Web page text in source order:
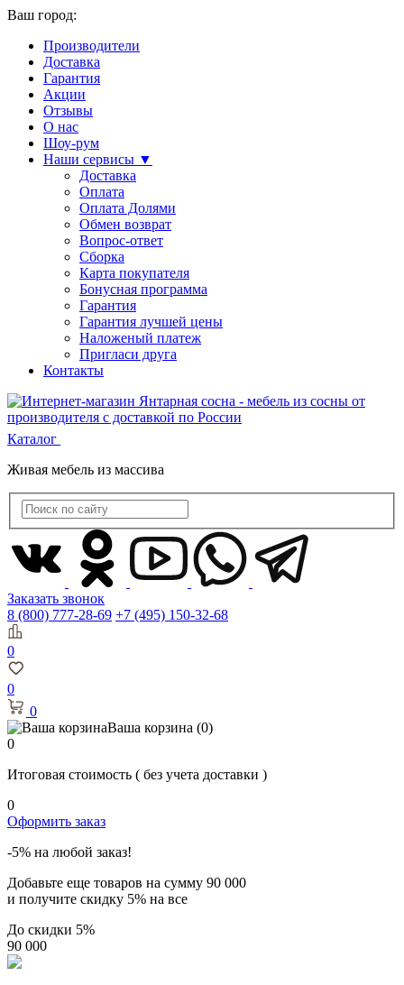
Ваш город:
Производители
Доставка
Гарантия
Акции
Отзывы
О нас
Шоу-рум
Наши сервисы ▼
Доставка
Оплата
Оплата Долями
Обмен возврат
Вопрос-ответ
Сборка
Карта покупателя
Бонусная программа
Гарантия
Гарантия лучшей цены
Наложеный платеж
Пригласи друга
Контакты
Каталог
Живая мебель из массива
Заказать звонок
8 (800) 777-28-69 +7 (495) 150-32-68
0
0
0
Ваша корзина (0)
0
Итоговая стоимость ( без учета доставки )
0
Оформить заказ
-5% на любой заказ!
Добавьте еще товаров на сумму 90 000
и получите скидку 5% на все
До скидки 5%
90 000